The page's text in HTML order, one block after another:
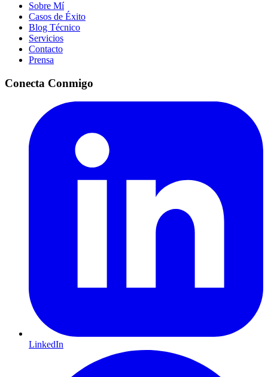
Sobre Mí
Casos de Éxito
Blog Técnico
Servicios
Contacto
Prensa
Conecta Conmigo
LinkedIn